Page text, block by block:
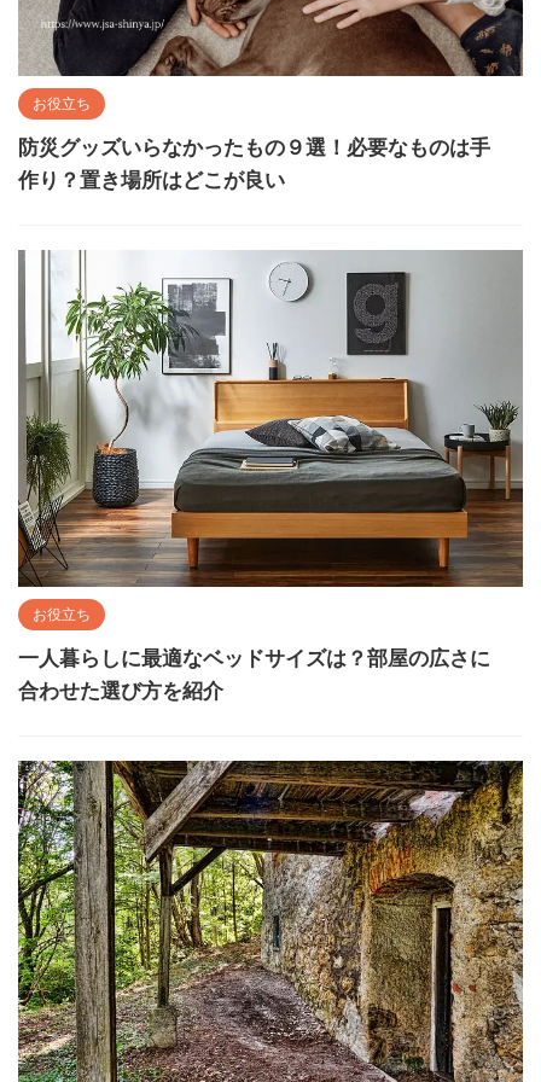
お役立ち
防災グッズいらなかったもの９選！必要なものは手
作り？置き場所はどこが良い
お役立ち
一人暮らしに最適なベッドサイズは？部屋の広さに
合わせた選び方を紹介